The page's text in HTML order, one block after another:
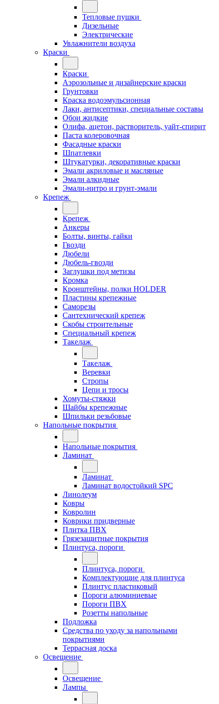
Тепловые пушки
Дизельные
Электрические
Увлажнители воздуха
Краски
Краски
Аэрозольные и дизайнерские краски
Грунтовки
Краска водоэмульсионная
Лаки, антисептики, специальные составы
Обои жидкие
Олифа, ацетон, растворитель, уайт-спирит
Паста колеровочная
Фасадные краски
Шпатлевки
Штукатурки, декоративные краски
Эмали акриловые и масляные
Эмали алкидные
Эмали-нитро и грунт-эмали
Крепеж
Крепеж
Анкеры
Болты, винты, гайки
Гвозди
Дюбели
Дюбель-гвозди
Заглушки под метизы
Кромка
Кронштейны, полки НОLDER
Пластины крепежные
Саморезы
Сантехнический крепеж
Скобы строительные
Специальный крепеж
Такелаж
Такелаж
Веревки
Стропы
Цепи и тросы
Хомуты-стяжки
Шайбы крепежные
Шпильки резьбовые
Напольные покрытия
Напольные покрытия
Ламинат
Ламинат
Ламинат водостойкий SPC
Линолеум
Ковры
Ковролин
Коврики придверные
Плитка ПВХ
Грязезащитные покрытия
Плинтуса, пороги
Плинтуса, пороги
Комплектующие для плинтуса
Плинтус пластиковый
Пороги алюминиевые
Пороги ПВХ
Розетты напольные
Подложка
Средства по уходу за напольными
покрытиями
Террасная доска
Освещение
Освещение
Лампы